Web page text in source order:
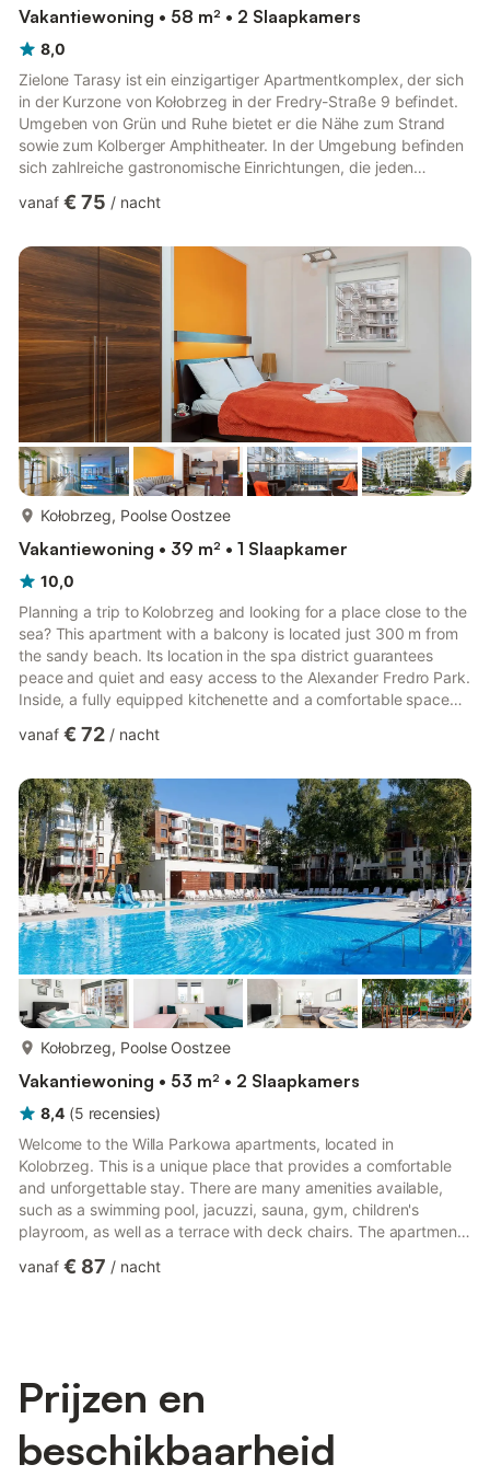
Vakantiewoning • 58 m² • 2 Slaapkamers
8,0
Zielone Tarasy ist ein einzigartiger Apartmentkomplex, der sich
in der Kurzone von Kołobrzeg in der Fredry-Straße 9 befindet.
Umgeben von Grün und Ruhe bietet er die Nähe zum Strand
sowie zum Kolberger Amphitheater. In der Umgebung befinden
sich zahlreiche gastronomische Einrichtungen, die jeden
einzigartiger Apartmentkomplex, der sich in der Kurzone von
und Ruhe bietet er die Nähe zum Strand sowie zum Kolberger
Amphitheater. In der Umgebung befinden sich zahlreiche
gastronomi...
vanaf € 75 / nacht
Kołobrzeg, Poolse Oostzee
Vakantiewoning • 39 m² • 1 Slaapkamer
10,0
Planning a trip to Kolobrzeg and looking for a place close to the
sea? This apartment with a balcony is located just 300 m from
the sandy beach. Its location in the spa district guarantees
peace and quiet and easy access to the Alexander Fredro Park.
Inside, a fully equipped kitchenette and a comfortable space
clear terms and with 24/7 team support. Are you traveling with
an additional service. Would you like to start your day with a
delicious meal? In this apartmen...
vanaf € 72 / nacht
Kołobrzeg, Poolse Oostzee
Vakantiewoning • 53 m² • 2 Slaapkamers
8,4 (5 recensies)
Welcome to the Willa Parkowa apartments, located in
Kolobrzeg. This is a unique place that provides a comfortable
and unforgettable stay. There are many amenities available,
such as a swimming pool, jacuzzi, sauna, gym, children's
playroom, as well as a terrace with deck chairs. The apartment
kitchenette, which allows you to prepare your own meals. The
vanaf € 87 / nacht
Prijzen en
beschikbaarheid